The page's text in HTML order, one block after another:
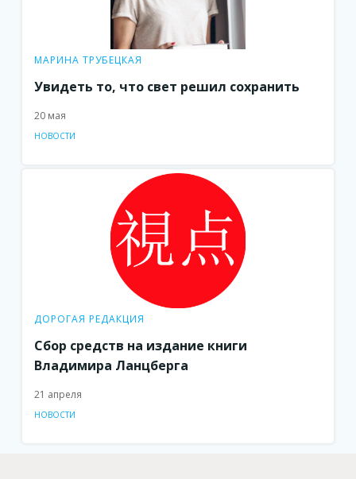
МАРИНА ТРУБЕЦКАЯ
Увидеть то, что свет решил сохранить
20 мая
НОВОСТИ
ДОРОГАЯ РЕДАКЦИЯ
Сбор средств на издание книги
Владимира Ланцберга
21 апреля
НОВОСТИ